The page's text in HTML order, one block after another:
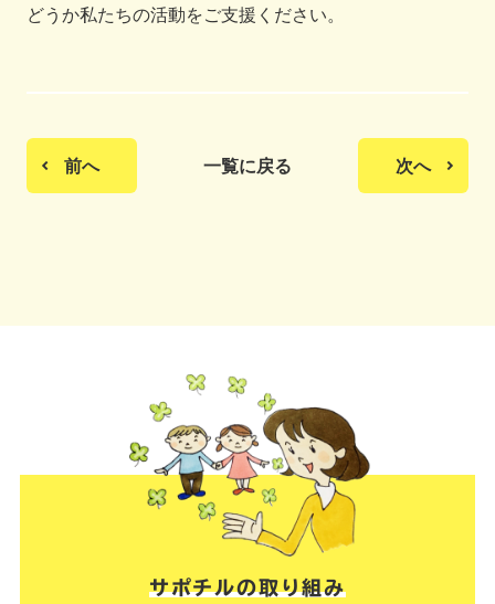
どうか私たちの活動をご支援ください。
前へ 一覧に戻る 次へ
サポチルの取り組み